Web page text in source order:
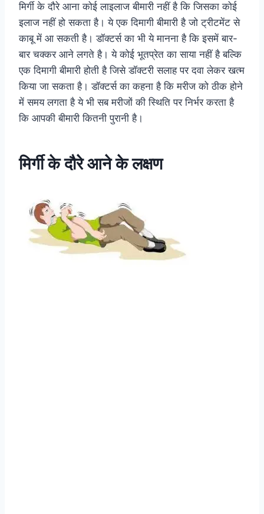
मिर्गी के दौरे आना कोई लाइलाज बीमारी नहीं है कि जिसका कोई
इलाज नहीं हो सकता है। ये एक दिमागी बीमारी है जो ट्रीटमेंट से
काबू में आ सकती है। डॉक्टर्स का भी ये मानना है कि इसमें बार-
बार चक्कर आने लगते है। ये कोई भूतप्रेत का साया नहीं है बल्कि
एक दिमागी बीमारी होती है जिसे डॉक्टरी सलाह पर दवा लेकर खत्म
किया जा सकता है। डॉक्टर्स का कहना है कि मरीज को ठीक होने
में समय लगता है ये भी सब मरीजों की स्थिति पर निर्भर करता है
कि आपकी बीमारी कितनी पुरानी है।
मिर्गी के दौरे आने के लक्षण